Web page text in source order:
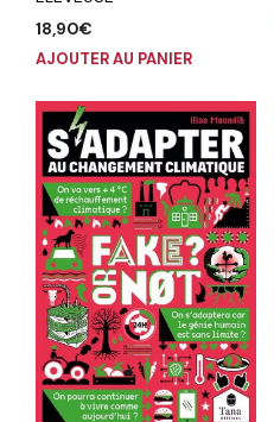
18,90€
AJOUTER AU PANIER